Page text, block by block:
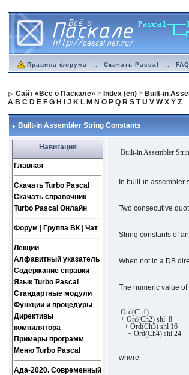
Правила форума :: Скачать Pascal :: FAQ
Сайт «Всё о Паскале» > Index (en) > Built-in
A B C D E F G H J K L M N O P Q R S T U V W X Y Z
Built-in Assembler String Constants
Навигация
Главная
Скачать Turbo Pascal
Скачать справочник
Turbo Pascal Онлайн
Форум Группа ВК|Чат
Лекции
Алфавитный указатель
Содержание справки
Язык Turbo Pascal
Стандартные модули
Функции и процедуры
Директивы
компилятора
Примеры программ
Меню Turbo Pascal
Ада-2020. Современный
Built-in Assembler
In built-in assembler
Two consecutive
String constants of
When not in a DB
The numeric value
Ord(Ch1)
+ Ord(Ch2) shl 8
+ Ord(Ch3) shl 16
+ Ord(Ch4) shl 24
where